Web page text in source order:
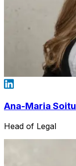
Ana-Maria Soitu
Head of Legal